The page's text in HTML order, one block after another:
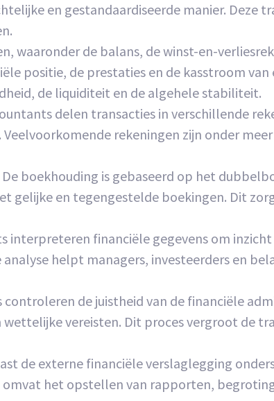
en gestandaardiseerde manier. Deze
waaronder de balans, de winst-en-
positie, de prestaties en de kasstroom
de liquiditeit en de algehele stabiliteit.
delen transacties in verschillende
rekeningen zijn onder
De boekhouding is gebaseerd op het
gelijke en tegengestelde boekingen. Dit
interpreteren financiële gegevens om
analyse helpt managers, investeerders en
controleren de juistheid van de financiële
vereisten. Dit proces vergroot de
de externe financiële verslaglegging
het opstellen van rapporten,